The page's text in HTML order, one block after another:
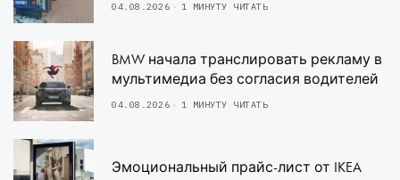
04.08.2026 1 МИНУТУ ЧИТАТЬ
BMW начала транслировать рекламу в
мультимедиа без согласия водителей
04.08.2026 1 МИНУТУ ЧИТАТЬ
Эмоциональный прайс-лист от IKEA